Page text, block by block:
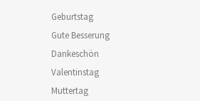
Geburtstag
Gute Besserung
Dankeschön
Valentinstag
Muttertag